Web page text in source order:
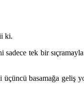
ki.
tek bir
basamağa geliş